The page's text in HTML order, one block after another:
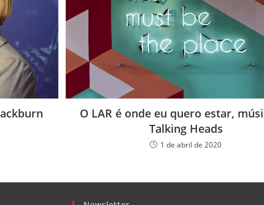
O LAR é onde eu quero estar,
Talking Heads
1 de abril de 2020